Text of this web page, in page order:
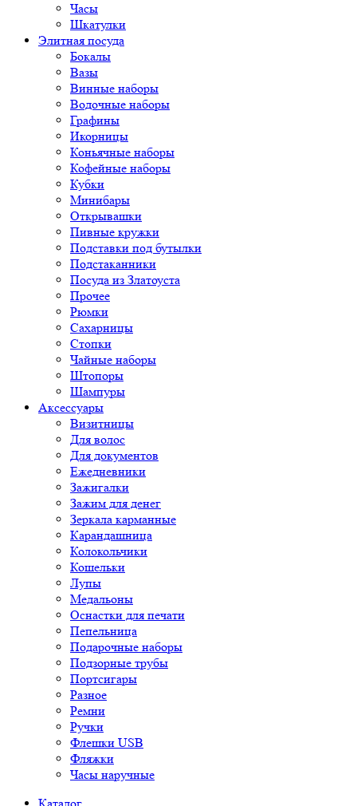
Часы
Шкатулки
Элитная посуда
Бокалы
Вазы
Винные наборы
Водочные наборы
Графины
Икорницы
Коньячные наборы
Кофейные наборы
Кубки
Минибары
Открывашки
Пивные кружки
Подставки под бутылки
Подстаканники
Посуда из Златоуста
Прочее
Рюмки
Сахарницы
Стопки
Чайные наборы
Штопоры
Шампуры
Аксессуары
Визитницы
Для волос
Для документов
Ежедневники
Зажигалки
Зажим для денег
Зеркала карманные
Карандашница
Колокольчики
Кошельки
Лупы
Медальоны
Оснастки для печати
Пепельница
Подарочные наборы
Подзорные трубы
Портсигары
Разное
Ремни
Ручки
Флешки USB
Фляжки
Часы наручные